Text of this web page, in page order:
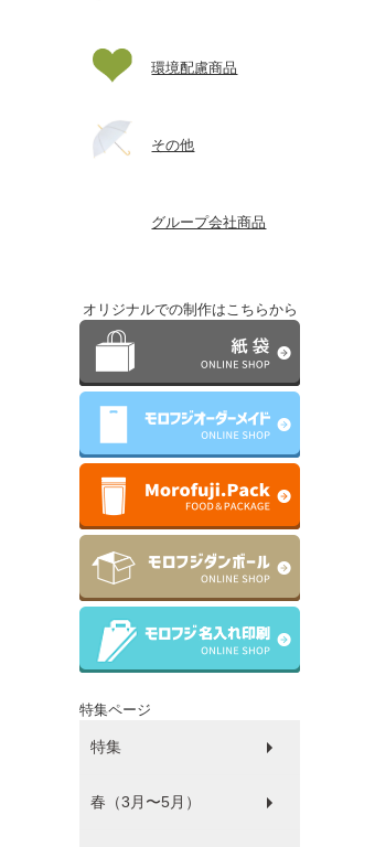
環境配慮商品
その他
グループ会社商品
オリジナルでの制作はこちらから
特集ページ
特集
春（3月〜5月）